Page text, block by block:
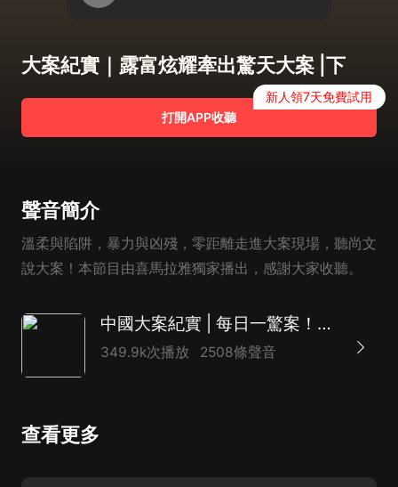
大案紀實｜露富炫耀牽出驚天大案 |下
打開APP收聽
新人領7天免費試用
聲音簡介
溫柔與陷阱，暴力與凶殘，零距離走進大案現場，聽尚文
說大案！本節目由喜馬拉雅獨家播出，感謝大家收聽。
中國大案紀實 | 每日一驚案！真實案件恐怖刑偵尚文
349.9k次播放 2508條聲音
查看更多